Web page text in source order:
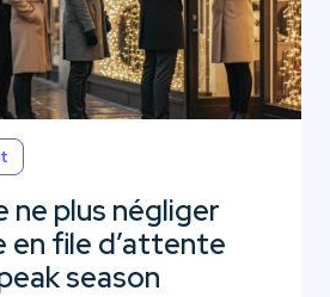
ne plus négliger
en file d’attente
season